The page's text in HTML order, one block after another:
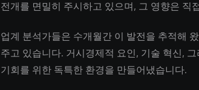
전개를 면밀히 주시하고 있으며, 그 영향은 직
업계 분석가들은 수개월간 이 발전을 추적해
주고 있습니다. 거시경제적 요인, 기술 혁신,
기회를 위한 독특한 환경을 만들어냈습니다.